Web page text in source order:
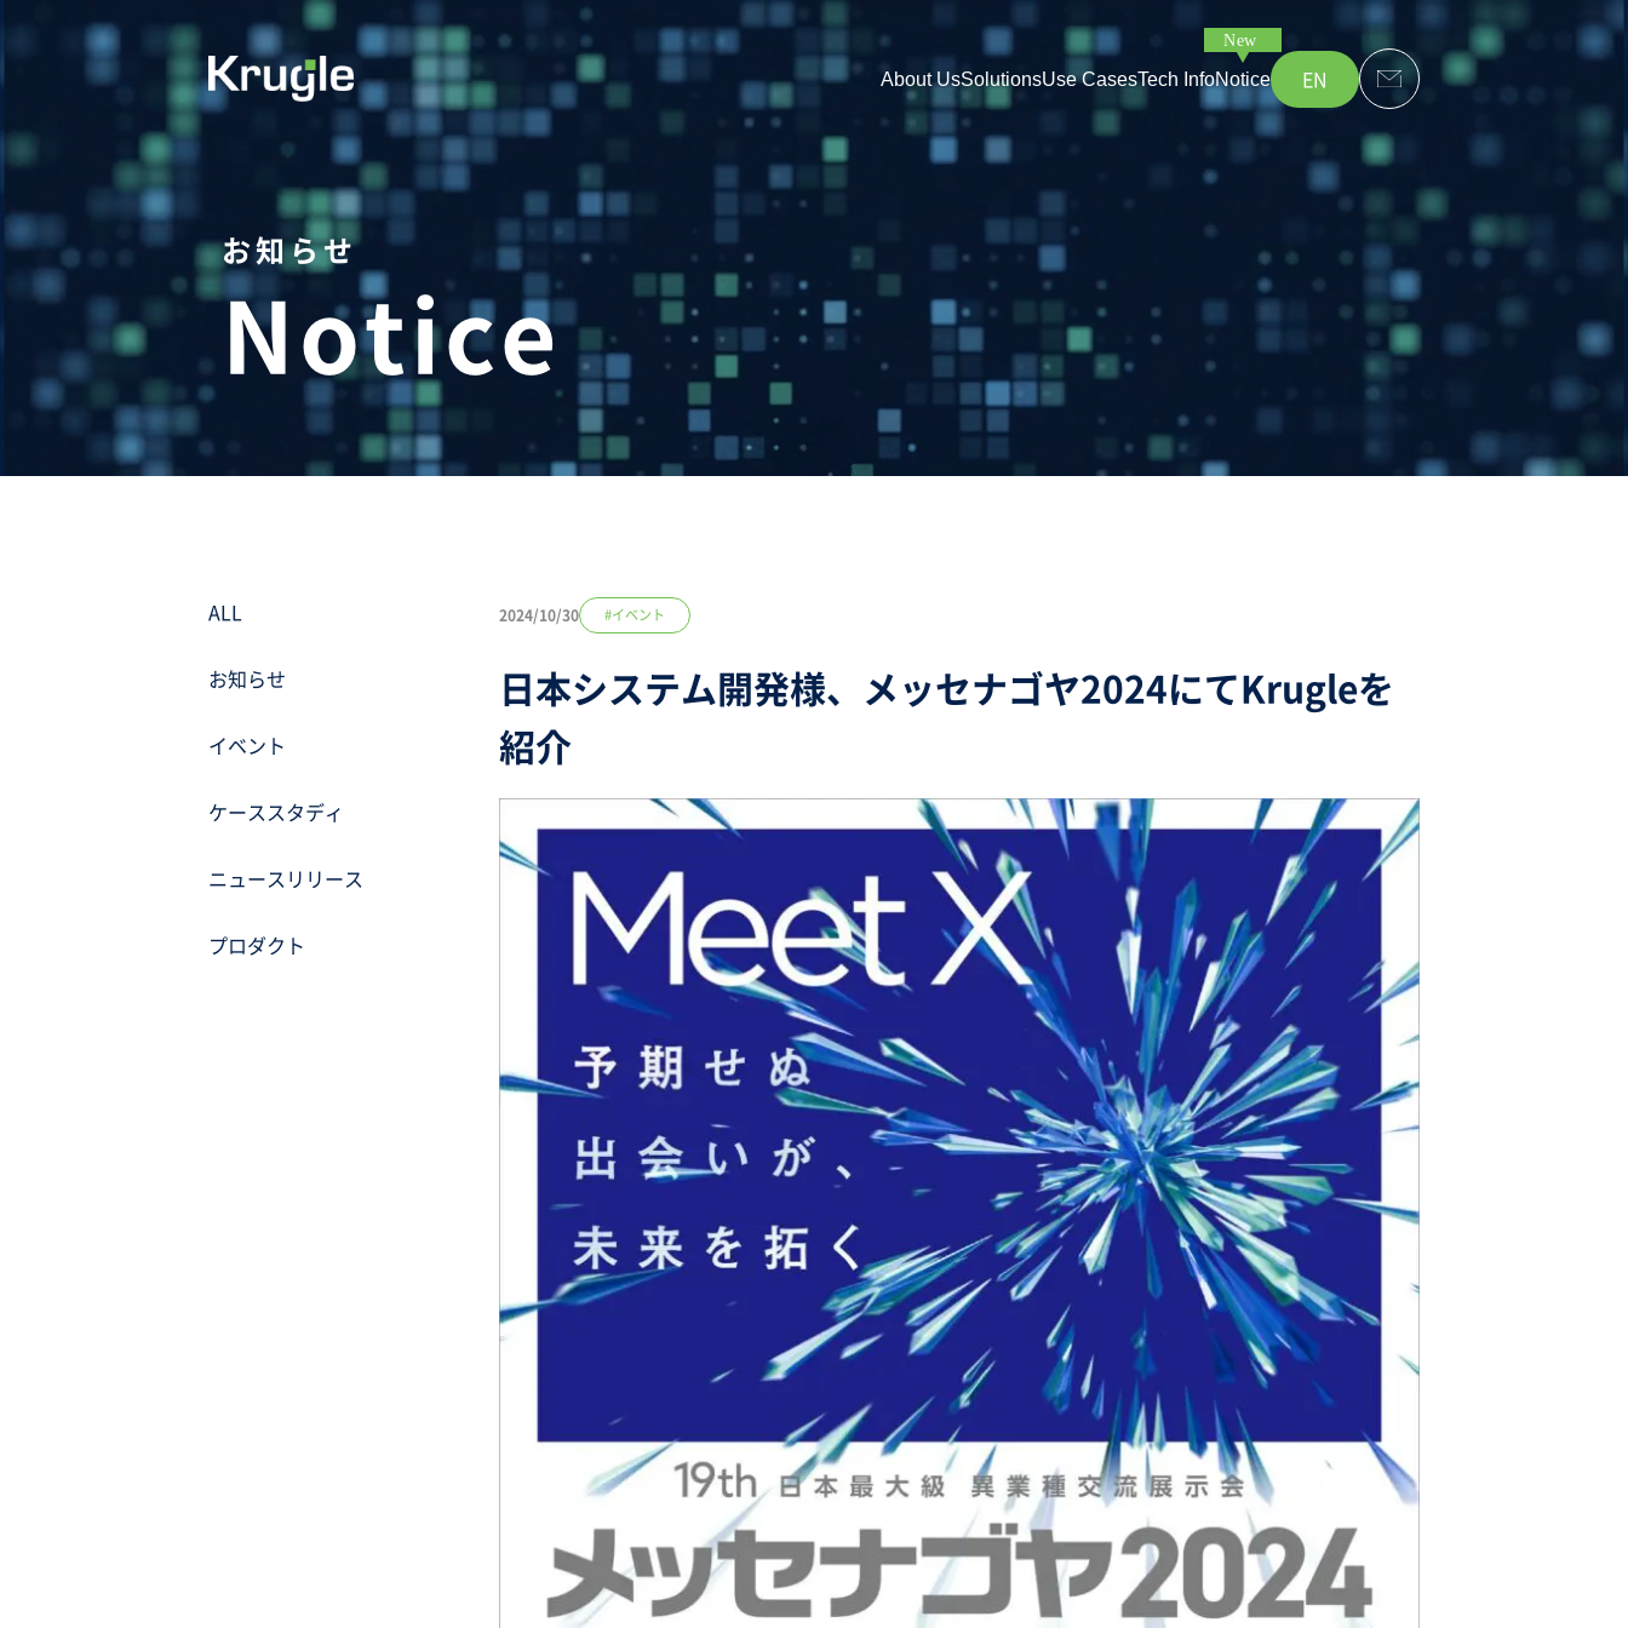
About UsSolutionsUse CasesTech InfoNotice EN
お知らせ
Notice
2024/10/30 #イベント
日本システム開発様、メッセナゴヤ2024にてKrugleを
紹介
ALL
お知らせ
イベント
ケーススタディ
ニュースリリース
プロダクト